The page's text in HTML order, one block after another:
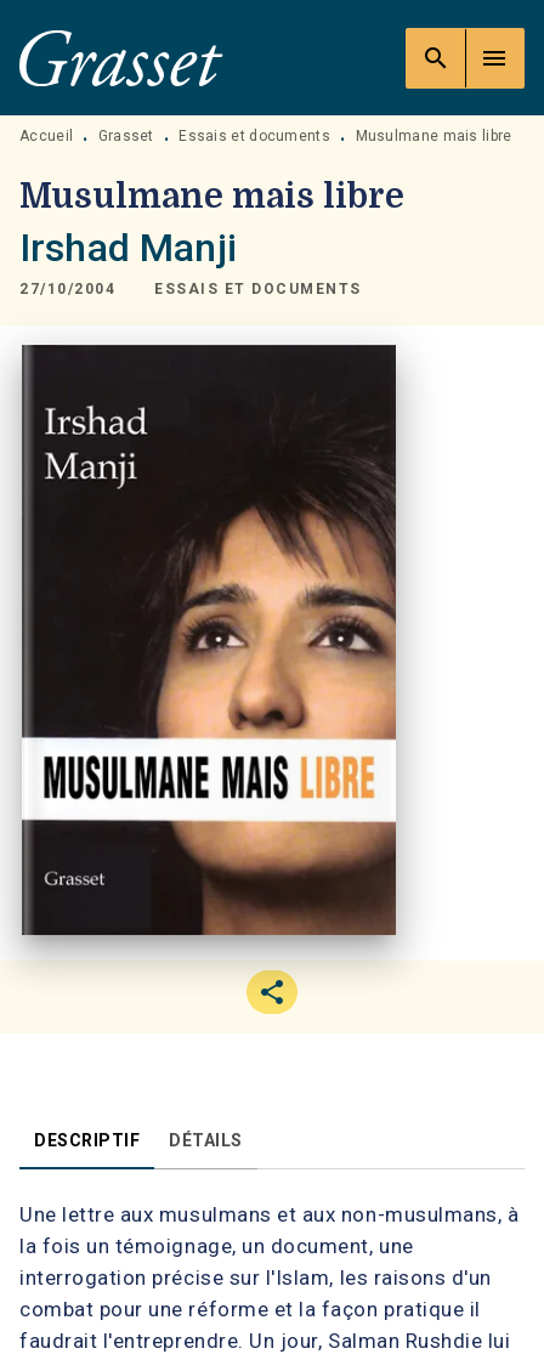
MENU RECHERCHE
PIED DE PAGE
search menu
Accueil • Grasset • Essais et documents • Musulmane mais libre
Musulmane mais libre
Irshad Manji
27/10/2004 ESSAIS ET DOCUMENTS
DESCRIPTIF DÉTAILS
Une lettre aux musulmans et aux non-musulmans, à
la fois un témoignage, un document, une
interrogation précise sur l'Islam, les raisons d'un
combat pour une réforme et la façon pratique il
faudrait l'entreprendre. Un jour, Salman Rushdie lui